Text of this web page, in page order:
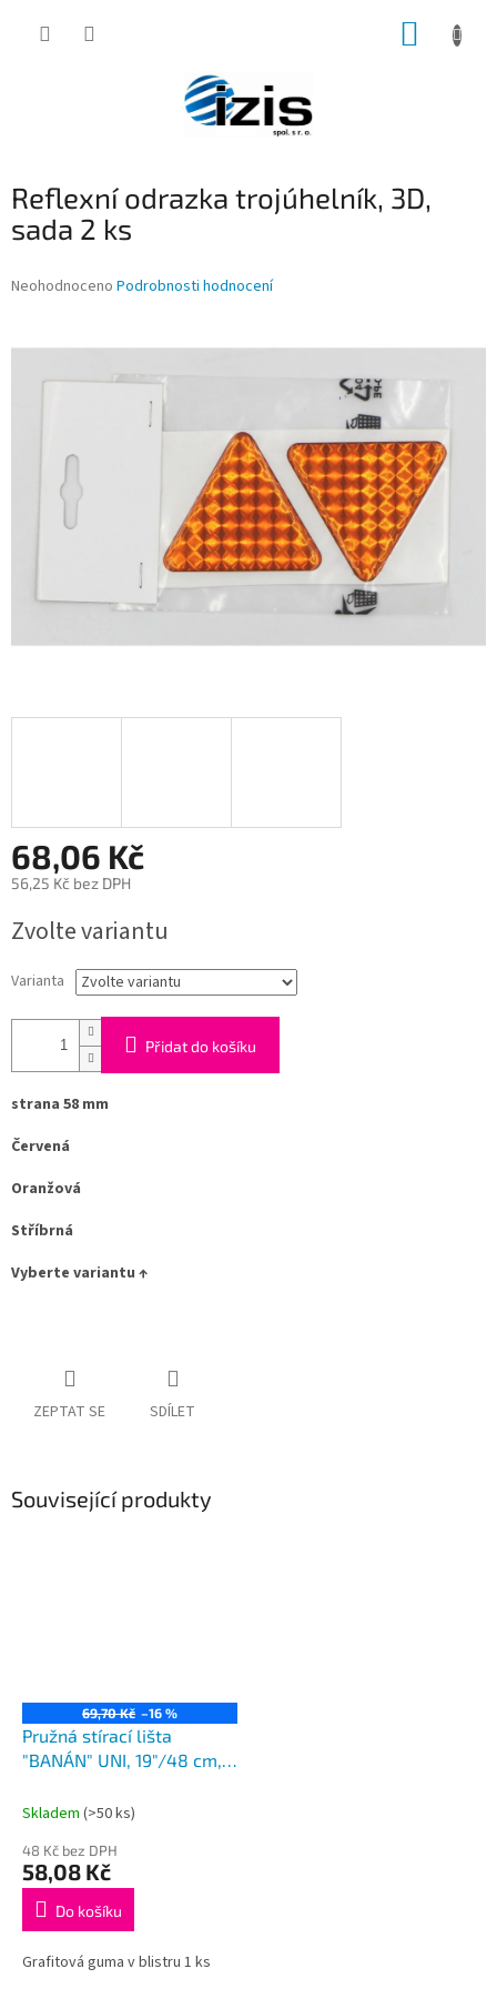
Reflexní odrazka trojúhelník, 3D,
sada 2 ks
Průměrné
je
Neohodnoceno Podrobnosti hodnocení
68,06 Kč
56,25 Kč bez DPH
cena:
Zvolte variantu
Varianta
Přidat do košíku
strana 58 mm
Červená
Oranžová
Stříbrná
Vyberte variantu ↑
ZEPTAT SE SDÍLET
Související produkty
69,70 Kč –16 %
Pružná stírací lišta
"BANÁN" UNI, 19"/48 cm,
Skladem (>50 ks)
48 Kč bez DPH
58,08 Kč
Do košíku
Grafitová guma v blistru 1 ks